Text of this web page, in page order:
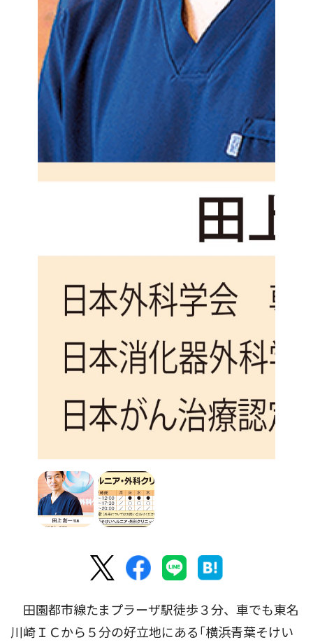
田園都市線たまプラーザ駅徒歩３分、車でも東名
川崎ＩＣから５分の好立地にある｢横浜青葉そけい